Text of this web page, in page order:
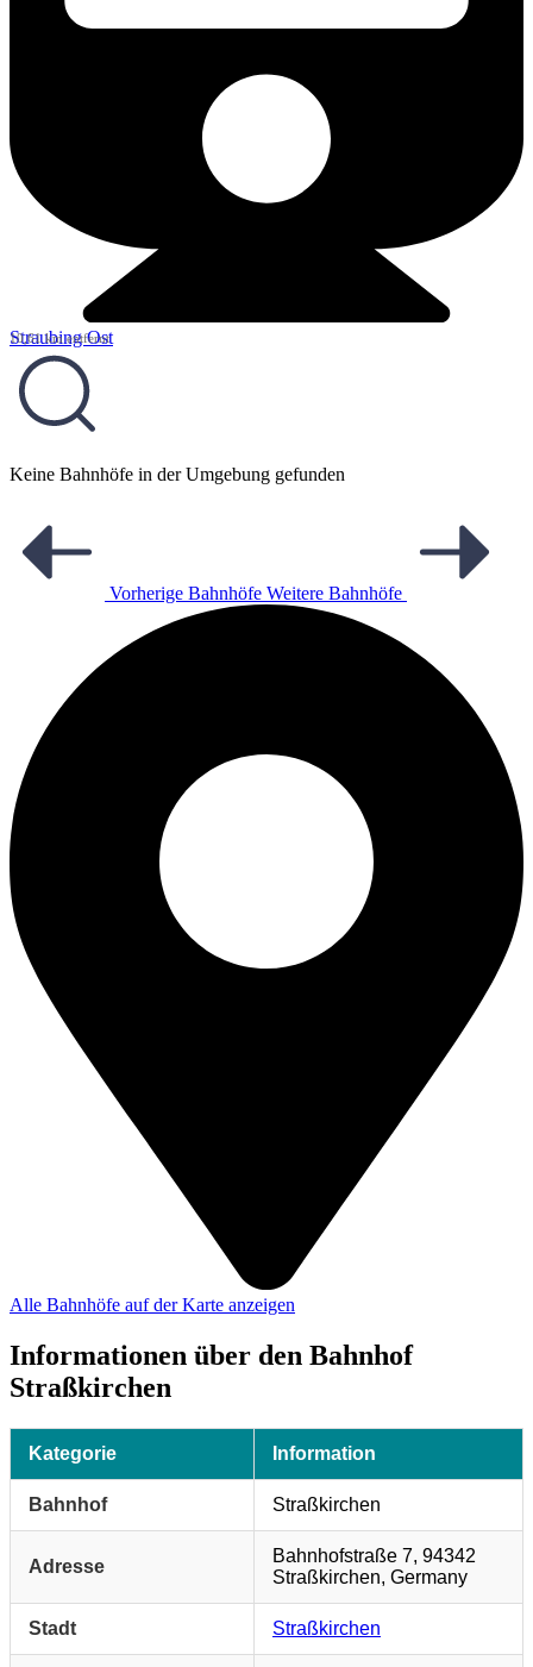
Straubing Ost
10,61 km entfernt
Keine Bahnhöfe in der Umgebung gefunden
Vorherige Bahnhöfe Weitere Bahnhöfe
Alle Bahnhöfe auf der Karte anzeigen
Informationen über den Bahnhof
Straßkirchen
Kategorie Information
Bahnhof Straßkirchen
Adresse
Bahnhofstraße 7, 94342
Straßkirchen, Germany
Stadt Straßkirchen